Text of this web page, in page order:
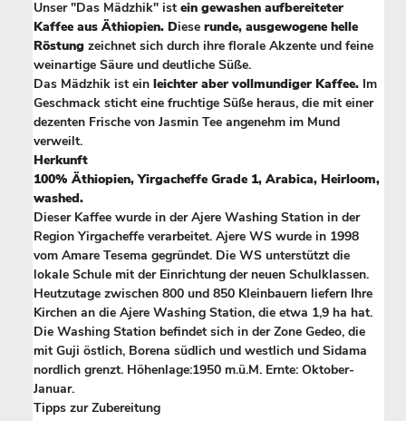
Unser "Das Mädzhik" ist ein gewashen aufbereiteter
Kaffee aus Äthiopien. Diese runde, ausgewogene helle
Röstung zeichnet sich durch ihre florale Akzente und feine
weinartige Säure und deutliche Süße.
Das Mädzhik ist ein leichter aber vollmundiger Kaffee. Im
Geschmack sticht eine fruchtige Süße heraus, die mit einer
dezenten Frische von Jasmin Tee angenehm im Mund
verweilt.
Herkunft
100% Äthiopien, Yirgacheffe Grade 1, Arabica, Heirloom,
washed.
Dieser Kaffee wurde in der Ajere Washing Station in der
Region Yirgacheffe verarbeitet. Ajere WS wurde in 1998
vom Amare Tesema gegründet. Die WS unterstützt die
lokale Schule mit der Einrichtung der neuen Schulklassen.
Heutzutage zwischen 800 und 850 Kleinbauern liefern Ihre
Kirchen an die Ajere Washing Station, die etwa 1,9 ha hat.
Die Washing Station befindet sich in der Zone Gedeo, die
mit Guji östlich, Borena südlich und westlich und Sidama
nordlich grenzt. Höhenlage:1950 m.ü.M. Ernte: Oktober-
Januar.
Tipps zur Zubereitung